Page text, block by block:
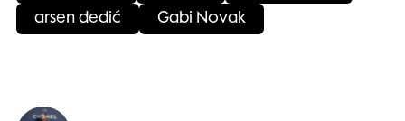
arsen dedić Gabi Novak